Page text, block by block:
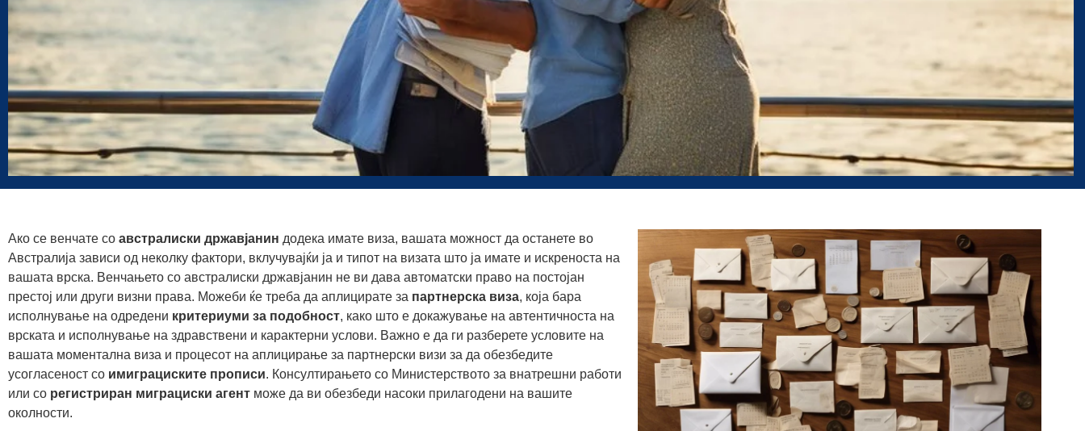
Ако се венчате со австралиски државјанин додека имате виза, вашата можност да останете во
Австралија зависи од неколку фактори, вклучувајќи ја и типот на визата што ја имате и искреноста на
вашата врска. Венчањето со австралиски државјанин не ви дава автоматски право на постојан
престој или други визни права. Можеби ќе треба да аплицирате за партнерска виза, која бара
исполнување на одредени критериуми за подобност, како што е докажување на автентичноста на
врската и исполнување на здравствени и карактерни услови. Важно е да ги разберете условите на
вашата моментална виза и процесот на аплицирање за партнерски визи за да обезбедите
усогласеност со имиграциските прописи. Консултирањето со Министерството за внатрешни работи
или со регистриран миграциски агент може да ви обезбеди насоки прилагодени на вашите
околности.